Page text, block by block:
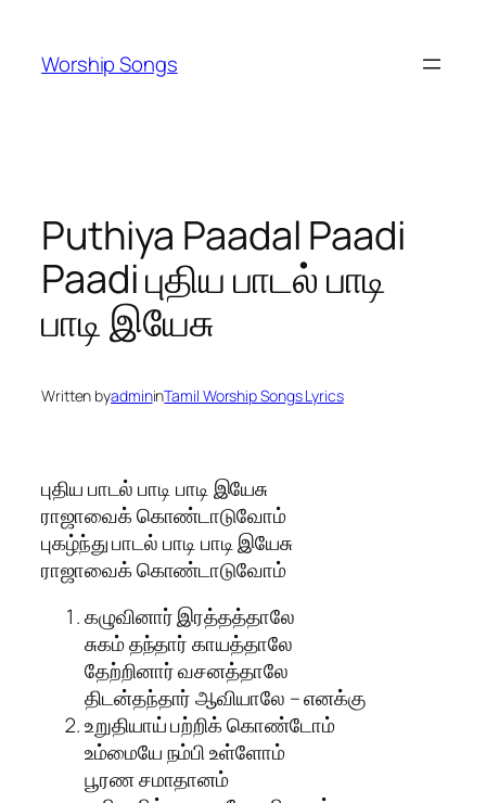
content
Worship Songs
Puthiya Paadal Paadi
Paadi புதிய பாடல் பாடி
பாடி இயேசு
Written byadmininTamil Worship Songs Lyrics
புதிய பாடல் பாடி பாடி இயேசு
ராஜாவைக் கொண்டாடுவோம்
புகழ்ந்து பாடல் பாடி பாடி இயேசு
ராஜாவைக் கொண்டாடுவோம்
கழுவினார் இரத்தத்தாலே
சுகம் தந்தார் காயத்தாலே
தேற்றினார் வசனத்தாலே
திடன்தந்தார் ஆவியாலே – எனக்கு
உறுதியாய் பற்றிக் கொண்டோம்
உம்மையே நம்பி உள்ளோம்
பூரண சமாதானம்